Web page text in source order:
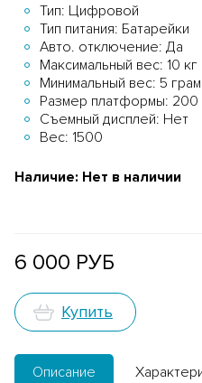
Тип: Цифровой
Тип питания: Батарейки
Авто. отключение: Да
Максимальный вес: 10 кг
Минимальный вес: 5
Размер платформы: 200
Съемный дисплей: Нет
Вес: 1500
Наличие: Нет в наличии
6 000 РУБ
Купить
Описание